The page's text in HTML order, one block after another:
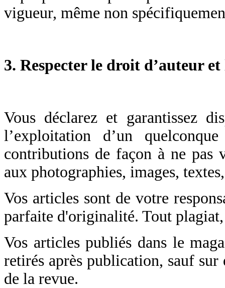
vigueur, même non
3. Respecter le droit d’auteur
Vous déclarez et garantissez
l’exploitation d’un
contributions de façon à ne pas
aux photographies, images,
Vos articles sont de votre
parfaite d'originalité. Tout
Vos articles publiés dans le
retirés après publication, sauf
de la revue.